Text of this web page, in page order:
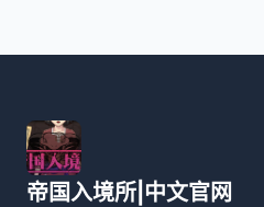
帝国入境所|中文官网